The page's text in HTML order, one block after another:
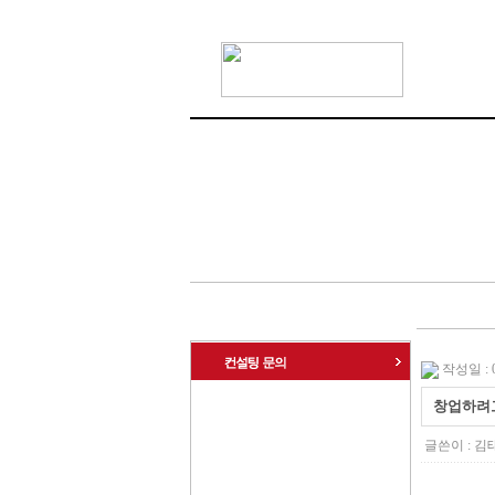
작성일 :
창업하려
글쓴이 : 김